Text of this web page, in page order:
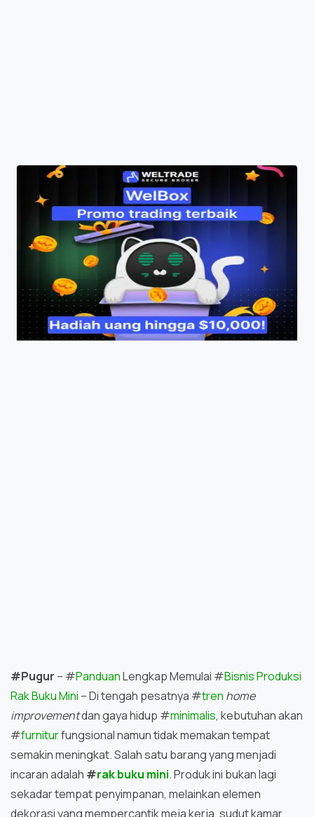
#Pugur – #PanduanLengkap Memulai #Bisnis Produksi
Rak Buku Mini – Di tengah pesatnya #tren home
improvementdan gaya hidup #minimalis, kebutuhan akan
#furniturfungsional namun tidak memakan tempat
semakin meningkat. Salah satu barang yang menjadi
incaran adalah #rak buku mini. Produk ini bukan lagi
sekadar tempat penyimpanan, melainkan elemen
dekorasi yang mempercantik meja kerja, sudut kamar,